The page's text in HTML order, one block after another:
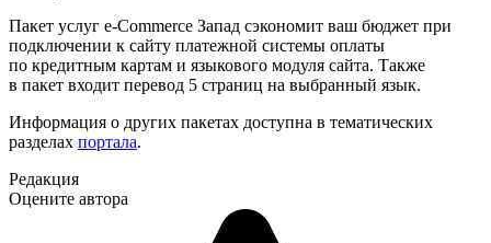
Пакет услуг e-Commerce Запад сэкономит ваш бюджет при
подключении к сайту платежной системы оплаты
по кредитным картам и языкового модуля сайта. Также
в пакет входит перевод 5 страниц на выбранный язык.
Информация о других пакетах доступна в тематических
разделах портала.
Редакция
Оцените автора